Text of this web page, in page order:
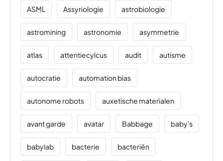
ASML Assyriologie astrobiologie
astromining astronomie asymmetrie
atlas attentiecylcus audit autisme
autocratie automation bias
autonome robots auxetische materialen
avant garde avatar Babbage baby's
babylab bacterie bacteriën